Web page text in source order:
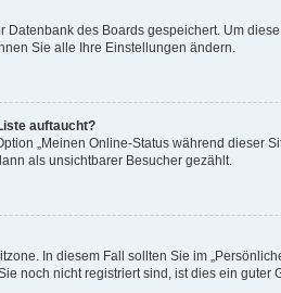
des Boards gespeichert. Um
Sie alle Ihre Einstellungen ändern.
auftaucht?
„Meinen Online-Status während dieser
als unsichtbarer Besucher gezählt.
In diesem Fall sollten Sie im
noch nicht registriert sind, ist dies ein guter